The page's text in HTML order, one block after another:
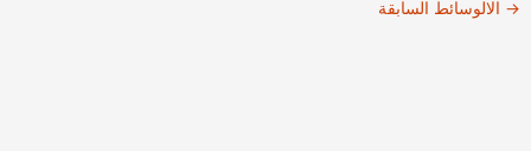
→ الالوسائط السابقة